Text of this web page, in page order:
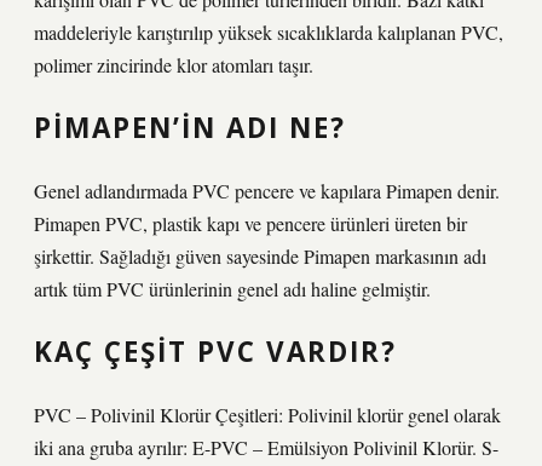
maddeleriyle karıştırılıp yüksek sıcaklıklarda kalıplanan PVC,
polimer zincirinde klor atomları taşır.
PIMAPEN’IN ADI NE?
Genel adlandırmada PVC pencere ve kapılara Pimapen denir.
Pimapen PVC, plastik kapı ve pencere ürünleri üreten bir
şirkettir. Sağladığı güven sayesinde Pimapen markasının adı
artık tüm PVC ürünlerinin genel adı haline gelmiştir.
KAÇ ÇEŞIT PVC VARDIR?
PVC – Polivinil Klorür Çeşitleri: Polivinil klorür genel olarak
iki ana gruba ayrılır: E-PVC – Emülsiyon Polivinil Klorür. S-